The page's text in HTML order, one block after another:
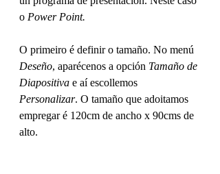
o Power Point.
O primeiro é definir o tamaño. No menú
Deseño, aparécenos a opción Tamaño de
Diapositiva e aí escollemos
Personalizar. O tamaño que adoitamos
empregar é 120cm de ancho x 90cms de
alto.